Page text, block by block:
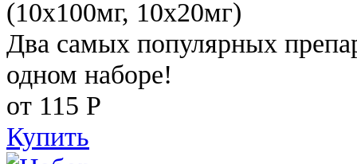
(10x100мг, 10x20мг)
Два самых популярных
одном наборе!
от 115 Р
Купить